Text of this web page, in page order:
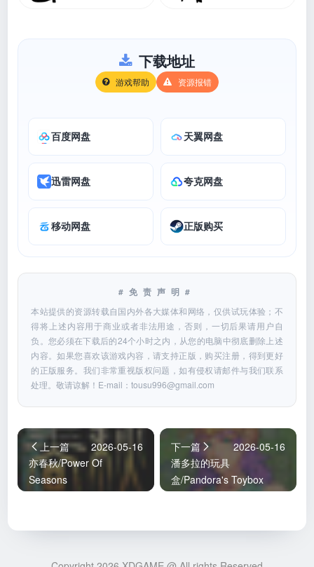
下载地址
游戏帮助 资源报错
百度网盘 天翼网盘
迅雷网盘 夸克网盘
移动网盘 正版购买
#免责声明#
本站提供的资源转载自国内外各大媒体和网络，仅供试玩体验；不
得将上述内容用于商业或者非法用途，否则，一切后果请用户自
负。您必须在下载后的24个小时之内，从您的电脑中彻底删除上述
内容。如果您喜欢该游戏内容，请支持正版，购买注册，得到更好
的正版服务。我们非常重视版权问题，如有侵权请邮件与我们联系
处理。敬请谅解！E-mail：tousu996@gmail.com
上一篇
2026-05-16
亦春秋/Power Of
Seasons
下一篇
2026-05-16
潘多拉的玩具
盒/Pandora's Toybox